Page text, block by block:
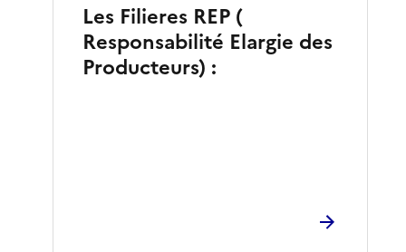
Les Filieres REP (
Responsabilité Elargie des
Producteurs) :